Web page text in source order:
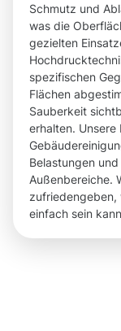
Schmutz und
was die
gezielten
spezifischen
Flächen
Sauberkeit
erhalten. Unsere
Belastungen
Außenbereiche.
zufriedengeben,
einfach sein